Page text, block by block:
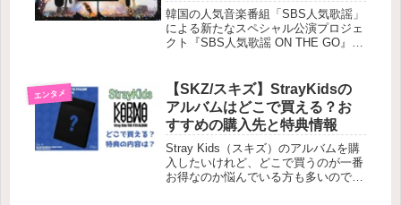
韓国の人気音楽番組「SBS人気歌謡」
による新たなスペシャル公演プロジェ
クト『SBS人気歌謡 ON THE GO』
しの「見放題」で視聴可能です。
>>SBS人気歌謡 ON ...
エンタメ
【SKZ/スキズ】StrayKidsの
アルバムはどこで買える？お
すすめの購入先と特典情報
Stray Kids（スキズ）のアルバムを購
入したいけれど、どこで買うのが一番
お得なのか悩んでいる方も多いのでは